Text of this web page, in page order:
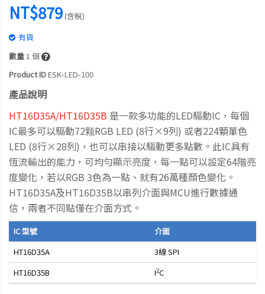
NT$879(含稅)
有貨
數量1 個
Product IDESK-LED-100
產品說明
HT16D35A/HT16D35B 是一款多功能的LED驅動IC，每個
IC最多可以驅動72颗RGB LED (8行×9列) 或者224顆單色
LED (8行×28列)，也可以串接以驅動更多點數。此IC具有
恆流輸出的能力，可均勻顯示亮度，每一點可以設定64階亮
度變化，若以RGB 3色為一點、就有26萬種顏色變化。
HT16D35A及HT16D35B以串列介面與MCU進行數據通
信，兩者不同點僅在介面方式。
IC 型號
介面
HT16D35A
3線 SPI
HT16D35B
I2C